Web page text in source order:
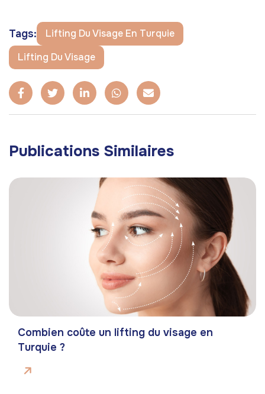
Tags:
Lifting Du Visage En Turquie
Lifting Du Visage
Publications Similaires
Combien coûte un lifting du visage en
Turquie ?